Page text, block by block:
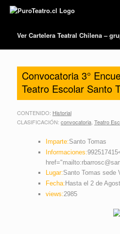
Ver Cartelera Teatral Chilena –
Convocatoria 3°
Teatro Escolar Santo
CONTENIDO: Historial
CLASIFICACIÓN: convocatoria Teatro
Imparte:Santo Tomas
Informaciones:
Lugar:Santo Tomas sede
Fecha:Hasta el 2 de
views:2985